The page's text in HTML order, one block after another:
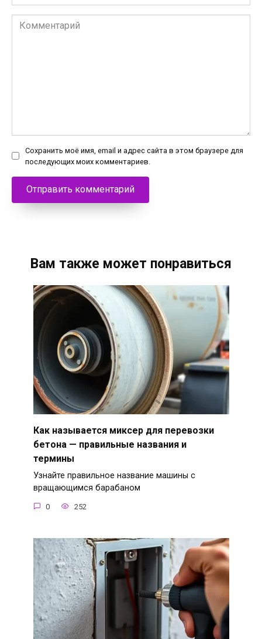
Комментарий
Сохранить моё имя, email и адрес сайта в этом браузере для
последующих моих комментариев.
Вам также может понравиться
Как называется миксер для перевозки
бетона — правильные названия и
термины
Узнайте правильное название машины с
вращающимся барабаном
0 252